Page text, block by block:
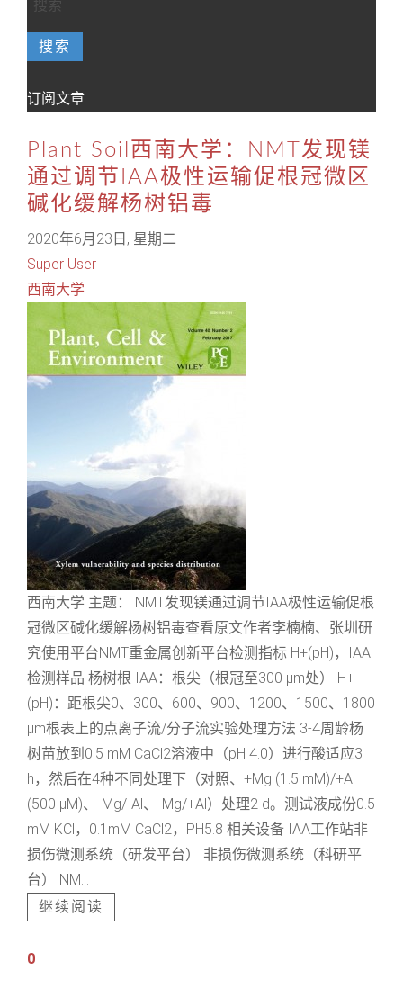
搜索
订阅文章
Plant Soil西南大学：NMT发现镁
通过调节IAA极性运输促根冠微区
碱化缓解杨树铝毒
2020年6月23日, 星期二
Super User
西南大学
西南大学 主题： NMT发现镁通过调节IAA极性运输促根
冠微区碱化缓解杨树铝毒查看原文作者李楠楠、张圳研
究使用平台NMT重金属创新平台检测指标 H+(pH)，IAA
检测样品 杨树根 IAA：根尖（根冠至300 μm处） H+
(pH)：距根尖0、300、600、900、1200、1500、1800
μm根表上的点离子流/分子流实验处理方法 3-4周龄杨
树苗放到0.5 mM CaCl2溶液中（pH 4.0）进行酸适应3
h，然后在4种不同处理下（对照、+Mg (1.5 mM)/+Al
(500 μM)、-Mg/-Al、-Mg/+Al）处理2 d。测试液成份0.5
mM KCl，0.1mM CaCl2，PH5.8 相关设备 IAA工作站非
损伤微测系统（研发平台） 非损伤微测系统（科研平
台） NM...
继续阅读
0